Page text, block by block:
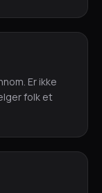
Er ikke
folk et